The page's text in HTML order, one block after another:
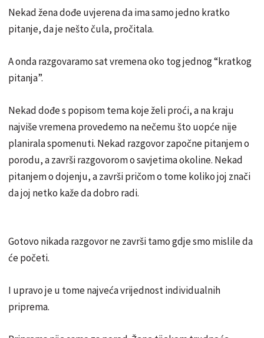
Nekad žena dođe uvjerena da ima samo jedno kratko
pitanje, da je nešto čula, pročitala.
A onda razgovaramo sat vremena oko tog jednog “kratkog
pitanja”.
Nekad dođe s popisom tema koje želi proći, a na kraju
najviše vremena provedemo na nečemu što uopće nije
planirala spomenuti. Nekad razgovor započne pitanjem o
porodu, a završi razgovorom o savjetima okoline. Nekad
pitanjem o dojenju, a završi pričom o tome koliko joj znači
da joj netko kaže da dobro radi.
Gotovo nikada razgovor ne završi tamo gdje smo mislile da
će početi.
I upravo je u tome najveća vrijednost individualnih
priprema.